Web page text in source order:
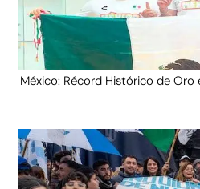
México: Récord Histórico de